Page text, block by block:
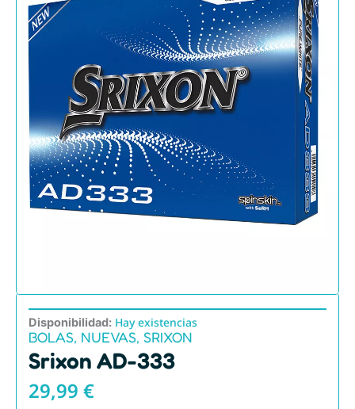
Disponibilidad: Hay existencias
BOLAS, NUEVAS, SRIXON
Srixon AD-333
29,99 €